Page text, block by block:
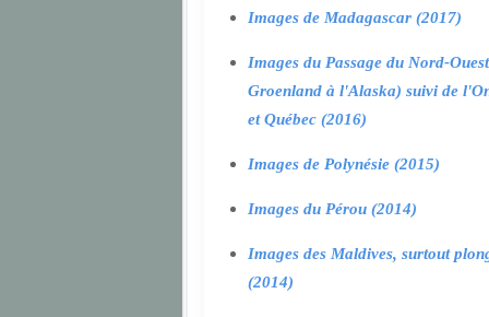
Images de Madagascar (2017)
Images du Passage du Nord-
Groenland à l'Alaska) suivi de
et Québec (2016)
Images de Polynésie (2015)
Images du Pérou (2014)
Images des Maldives, surtout
(2014)